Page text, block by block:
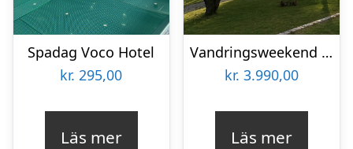
Spadag Voco Hotel
kr. 295,00
Läs mer
Vandringsweekend Stockholms skärgård
kr. 3.990,00
Läs mer